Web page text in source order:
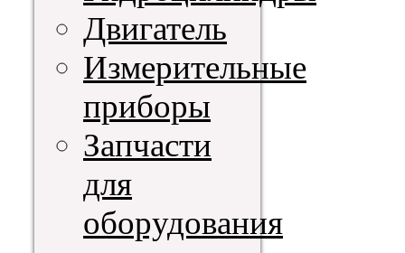
Двигатель
Измерительные
приборы
Запчасти
для
оборудования